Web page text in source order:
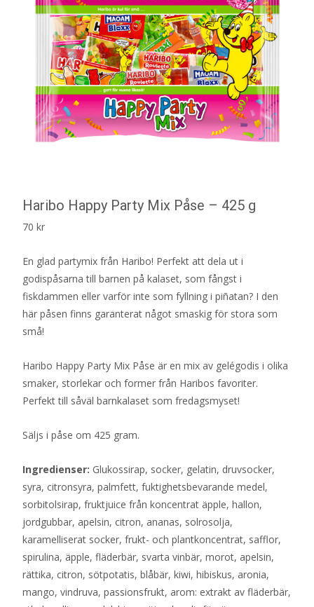
Haribo Happy Party Mix Påse – 425 g
70 kr
En glad partymix från Haribo! Perfekt att dela ut i
godispåsarna till barnen på kalaset, som fångst i
fiskdammen eller varför inte som fyllning i piñatan? I den
här påsen finns garanterat något smaskig för stora som
små!
Haribo Happy Party Mix Påse är en mix av gelégodis i olika
smaker, storlekar och former från Haribos favoriter.
Perfekt till såväl barnkalaset som fredagsmyset!
Säljs i påse om 425 gram.
Ingredienser: Glukossirap, socker, gelatin, druvsocker,
syra, citronsyra, palmfett, fuktighetsbevarande medel,
sorbitolsirap, fruktjuice från koncentrat äpple, hallon,
jordgubbar, apelsin, citron, ananas, solrosolja,
karamelliserat socker, frukt- och plantkoncentrat, safflor,
spirulina, äpple, fläderbär, svarta vinbär, morot, apelsin,
rättika, citron, sötpotatis, blåbär, kiwi, hibiskus, aronia,
mango, vindruva, passionsfrukt, arom: extrakt av fläderbär,